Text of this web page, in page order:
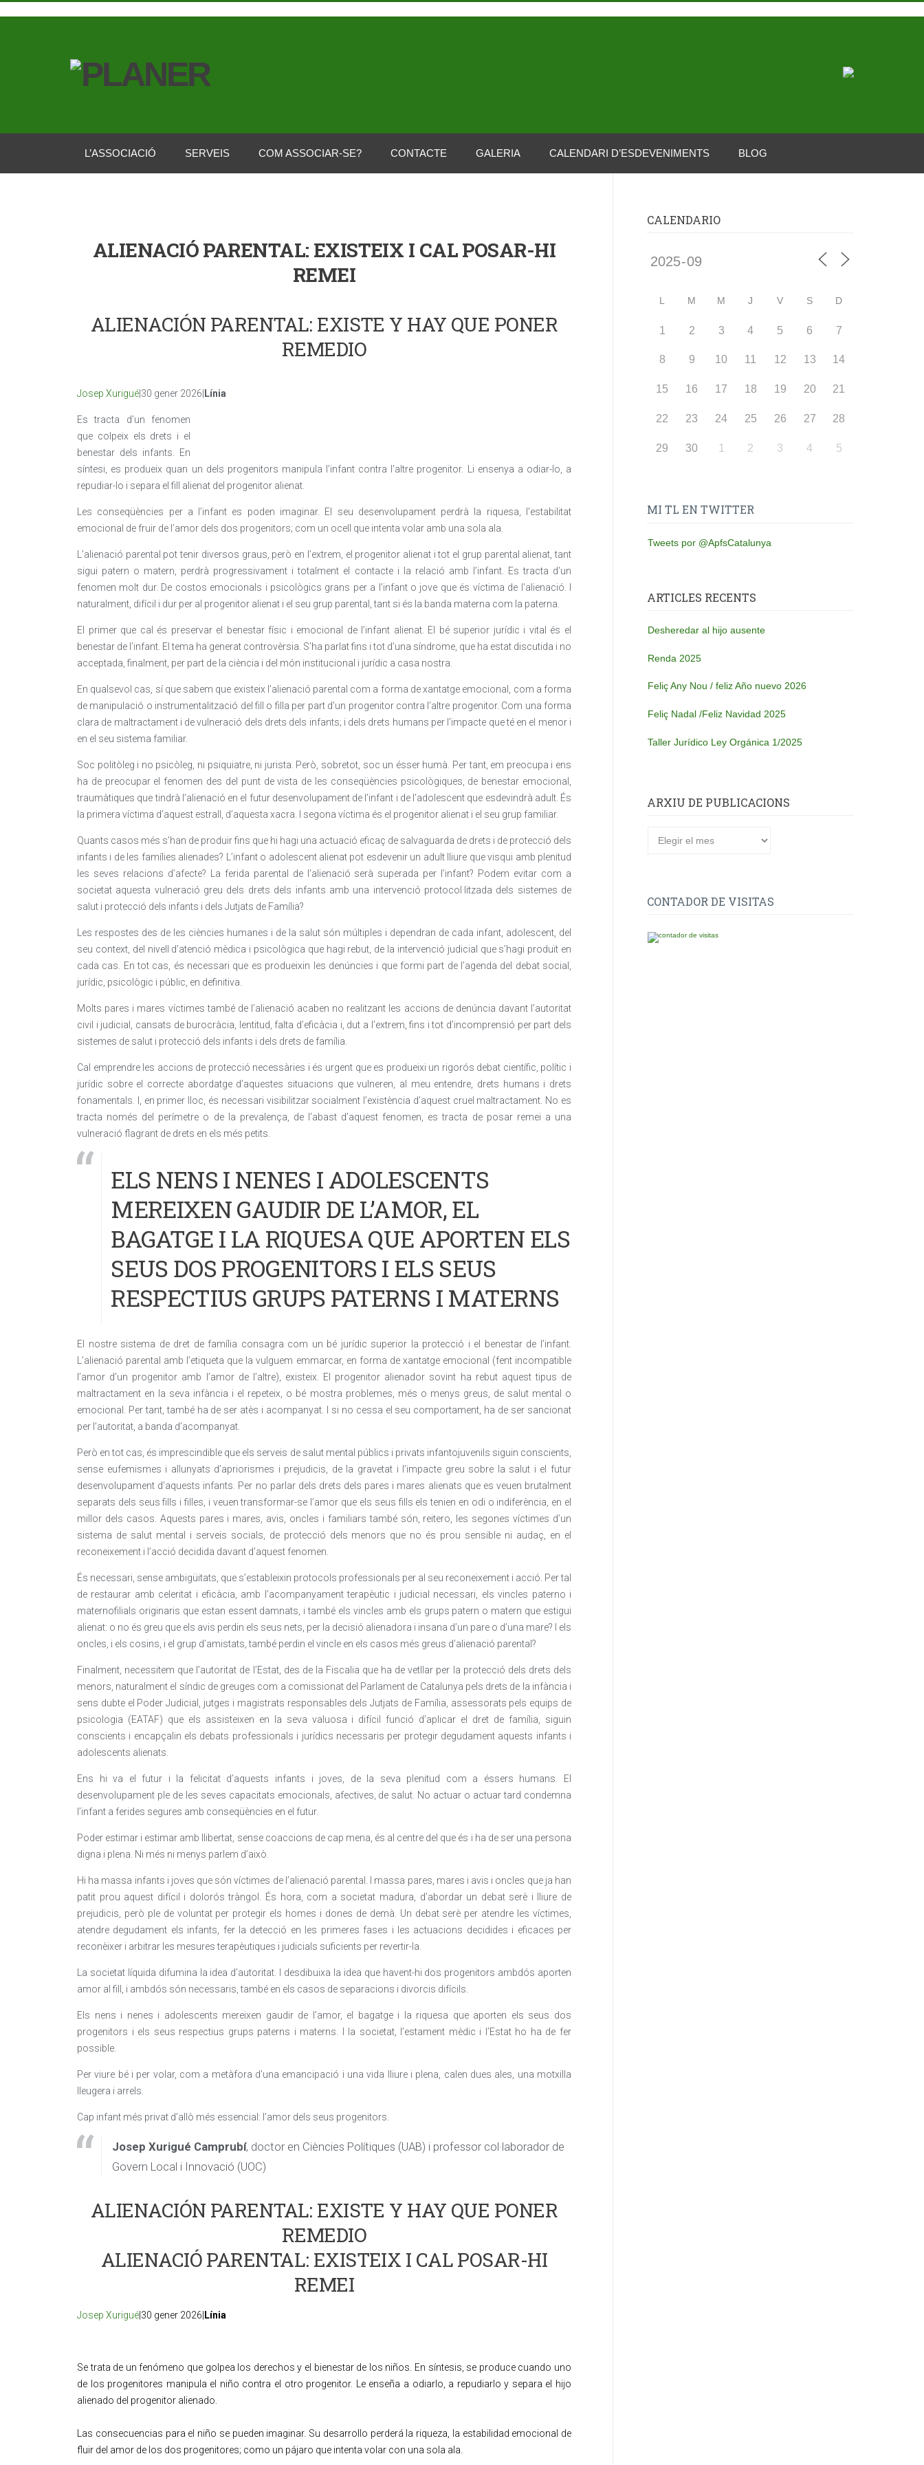
L’ASSOCIACIÓ SERVEIS COM ASSOCIAR-SE? CONTACTE GALERIA CALENDARI D’ESDEVENIMENTS BLOG
ALIENACIÓ PARENTAL: EXISTEIX I CAL POSAR-HI
REMEI
ALIENACIÓN PARENTAL: EXISTE Y HAY QUE PONER
REMEDIO
Josep Xurigué |30 gener 2026| Línia
Es tracta d’un fenomen
que colpeix els drets i el
benestar dels infants. En
síntesi, es produeix quan un dels progenitors manipula l’infant contra l’altre progenitor. Li ensenya a odiar-lo, a
repudiar-lo i separa el fill alienat del progenitor alienat.
Les conseqüències per a l’infant es poden imaginar. El seu desenvolupament perdrà la riquesa, l’estabilitat
emocional de fruir de l’amor dels dos progenitors; com un ocell que intenta volar amb una sola ala.
L’alienació parental pot tenir diversos graus, però en l’extrem, el progenitor alienat i tot el grup parental alienat, tant
sigui patern o matern, perdrà progressivament i totalment el contacte i la relació amb l’infant. Es tracta d’un
fenomen molt dur. De costos emocionals i psicològics grans per a l’infant o jove que és víctima de l’alienació. I
naturalment, difícil i dur per al progenitor alienat i el seu grup parental, tant si és la banda materna com la paterna.
El primer que cal és preservar el benestar físic i emocional de l’infant alienat. El bé superior jurídic i vital és el
benestar de l’infant. El tema ha generat controvèrsia. S’ha parlat fins i tot d’una síndrome, que ha estat discutida i no
acceptada, finalment, per part de la ciència i del món institucional i jurídic a casa nostra.
En qualsevol cas, sí que sabem que existeix l’alienació parental com a forma de xantatge emocional, com a forma
de manipulació o instrumentalització del fill o filla per part d’un progenitor contra l’altre progenitor. Com una forma
clara de maltractament i de vulneració dels drets dels infants; i dels drets humans per l’impacte que té en el menor i
en el seu sistema familiar.
Soc politòleg i no psicòleg, ni psiquiatre, ni jurista. Però, sobretot, soc un ésser humà. Per tant, em preocupa i ens
ha de preocupar el fenomen des del punt de vista de les conseqüències psicològiques, de benestar emocional,
traumàtiques que tindrà l’alienació en el futur desenvolupament de l’infant i de l’adolescent que esdevindrà adult. És
la primera víctima d’aquest estrall, d’aquesta xacra. I segona víctima és el progenitor alienat i el seu grup familiar.
Quants casos més s’han de produir fins que hi hagi una actuació eficaç de salvaguarda de drets i de protecció dels
infants i de les famílies alienades? L’infant o adolescent alienat pot esdevenir un adult lliure que visqui amb plenitud
les seves relacions d’afecte? La ferida parental de l’alienació serà superada per l’infant? Podem evitar com a
societat aquesta vulneració greu dels drets dels infants amb una intervenció protocol·litzada dels sistemes de
salut i protecció dels infants i dels Jutjats de Família?
Les respostes des de les ciències humanes i de la salut són múltiples i dependran de cada infant, adolescent, del
seu context, del nivell d’atenció mèdica i psicològica que hagi rebut, de la intervenció judicial que s’hagi produït en
cada cas. En tot cas, és necessari que es produeixin les denúncies i que formi part de l’agenda del debat social,
jurídic, psicològic i públic, en definitiva.
Molts pares i mares víctimes també de l’alienació acaben no realitzant les accions de denúncia davant l’autoritat
civil i judicial, cansats de burocràcia, lentitud, falta d’eficàcia i, dut a l’extrem, fins i tot d’incomprensió per part dels
sistemes de salut i protecció dels infants i dels drets de família.
Cal emprendre les accions de protecció necessàries i és urgent que es produeixi un rigorós debat científic, polític i
jurídic sobre el correcte abordatge d’aquestes situacions que vulneren, al meu entendre, drets humans i drets
fonamentals. I, en primer lloc, és necessari visibilitzar socialment l’existència d’aquest cruel maltractament. No es
tracta només del perímetre o de la prevalença, de l’abast d’aquest fenomen, es tracta de posar remei a una
vulneració flagrant de drets en els més petits.
ELS NENS I NENES I ADOLESCENTS
MEREIXEN GAUDIR DE L’AMOR, EL
BAGATGE I LA RIQUESA QUE APORTEN ELS
SEUS DOS PROGENITORS I ELS SEUS
RESPECTIUS GRUPS PATERNS I MATERNS
El nostre sistema de dret de família consagra com un bé jurídic superior la protecció i el benestar de l’infant.
L’alienació parental amb l’etiqueta que la vulguem emmarcar, en forma de xantatge emocional (fent incompatible
l’amor d’un progenitor amb l’amor de l’altre), existeix. El progenitor alienador sovint ha rebut aquest tipus de
maltractament en la seva infància i el repeteix, o bé mostra problemes, més o menys greus, de salut mental o
emocional. Per tant, també ha de ser atès i acompanyat. I si no cessa el seu comportament, ha de ser sancionat
per l’autoritat, a banda d’acompanyat.
Però en tot cas, és imprescindible que els serveis de salut mental públics i privats infantojuvenils siguin conscients,
sense eufemismes i allunyats d’apriorismes i prejudicis, de la gravetat i l’impacte greu sobre la salut i el futur
desenvolupament d’aquests infants. Per no parlar dels drets dels pares i mares alienats que es veuen brutalment
separats dels seus fills i filles, i veuen transformar-se l’amor que els seus fills els tenien en odi o indiferència, en el
millor dels casos. Aquests pares i mares, avis, oncles i familiars també són, reitero, les segones víctimes d’un
sistema de salut mental i serveis socials, de protecció dels menors que no és prou sensible ni audaç, en el
reconeixement i l’acció decidida davant d’aquest fenomen.
És necessari, sense ambigüitats, que s’estableixin protocols professionals per al seu reconeixement i acció. Per tal
de restaurar amb celeritat i eficàcia, amb l’acompanyament terapèutic i judicial necessari, els vincles paterno i
maternofilials originaris que estan essent damnats, i també els vincles amb els grups patern o matern que estigui
alienat: o no és greu que els avis perdin els seus nets, per la decisió alienadora i insana d’un pare o d’una mare? I els
oncles, i els cosins, i el grup d’amistats, també perdin el vincle en els casos més greus d’alienació parental?
Finalment, necessitem que l’autoritat de l’Estat, des de la Fiscalia que ha de vetllar per la protecció dels drets dels
menors, naturalment el síndic de greuges com a comissionat del Parlament de Catalunya pels drets de la infància i
sens dubte el Poder Judicial, jutges i magistrats responsables dels Jutjats de Família, assessorats pels equips de
psicologia (EATAF) que els assisteixen en la seva valuosa i difícil funció d’aplicar el dret de família, siguin
conscients i encapçalin els debats professionals i jurídics necessaris per protegir degudament aquests infants i
adolescents alienats.
Ens hi va el futur i la felicitat d’aquests infants i joves, de la seva plenitud com a éssers humans. El
desenvolupament ple de les seves capacitats emocionals, afectives, de salut. No actuar o actuar tard condemna
l’infant a ferides segures amb conseqüències en el futur.
Poder estimar i estimar amb llibertat, sense coaccions de cap mena, és al centre del que és i ha de ser una persona
digna i plena. Ni més ni menys parlem d’això.
Hi ha massa infants i joves que són víctimes de l’alienació parental. I massa pares, mares i avis i oncles que ja han
patit prou aquest difícil i dolorós tràngol. És hora, com a societat madura, d’abordar un debat serè i lliure de
prejudicis, però ple de voluntat per protegir els homes i dones de demà. Un debat serè per atendre les víctimes,
atendre degudament els infants, fer la detecció en les primeres fases i les actuacions decidides i eficaces per
reconèixer i arbitrar les mesures terapèutiques i judicials suficients per revertir-la.
La societat líquida difumina la idea d’autoritat. I desdibuixa la idea que havent-hi dos progenitors ambdós aporten
amor al fill, i ambdós són necessaris, també en els casos de separacions i divorcis difícils.
Els nens i nenes i adolescents mereixen gaudir de l’amor, el bagatge i la riquesa que aporten els seus dos
progenitors i els seus respectius grups paterns i materns. I la societat, l’estament mèdic i l’Estat ho ha de fer
possible.
Per viure bé i per volar, com a metàfora d’una emancipació i una vida lliure i plena, calen dues ales, una motxilla
lleugera i arrels.
Cap infant més privat d’allò més essencial: l’amor dels seus progenitors.
Josep Xurigué Camprubí, doctor en Ciències Polítiques (UAB) i professor col·laborador de
Govern Local i Innovació (UOC)
ALIENACIÓN PARENTAL: EXISTE Y HAY QUE PONER
REMEDIO
ALIENACIÓ PARENTAL: EXISTEIX I CAL POSAR-HI
REMEI
Josep Xurigué |30 gener 2026| Línia
Se trata de un fenómeno que golpea los derechos y el bienestar de los niños. En síntesis, se produce cuando uno
de los progenitores manipula el niño contra el otro progenitor. Le enseña a odiarlo, a repudiarlo y separa el hijo
alienado del progenitor alienado.
Las consecuencias para el niño se pueden imaginar. Su desarrollo perderá la riqueza, la estabilidad emocional de
fluir del amor de los dos progenitores; como un pájaro que intenta volar con una sola ala.
CALENDARIO
L M M J V S D
1 2 3 4 5 6 7
8 9 10 11 12 13 14
15 16 17 18 19 20 21
22 23 24 25 26 27 28
29 30 1 2 3 4 5
MI TL EN TWITTER
Tweets por @ApfsCatalunya
ARTICLES RECENTS
Desheredar al hijo ausente
Renda 2025
Feliç Any Nou / feliz Año nuevo 2026
Feliç Nadal /Feliz Navidad 2025
Taller Jurídico Ley Orgánica 1/2025
ARXIU DE PUBLICACIONS
CONTADOR DE VISITAS